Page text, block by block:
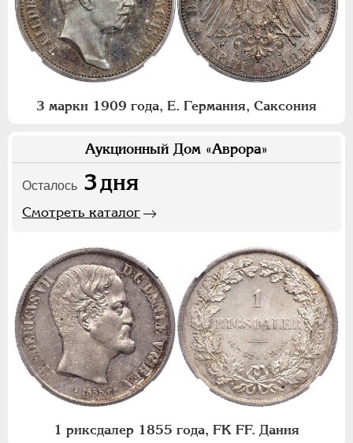
3 марки 1909 года, Е. Германия, Саксония
Аукционный Дом «Аврора»
Осталось 3дня
Смотреть каталог
1 риксдалер 1855 года, FK FF. Дания